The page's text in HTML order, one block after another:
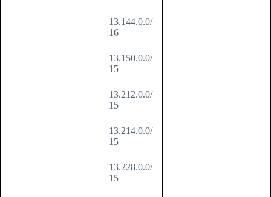
13.144.0.0/
16
13.150.0.0/
15
13.212.0.0/
15
13.214.0.0/
15
13.228.0.0/
15